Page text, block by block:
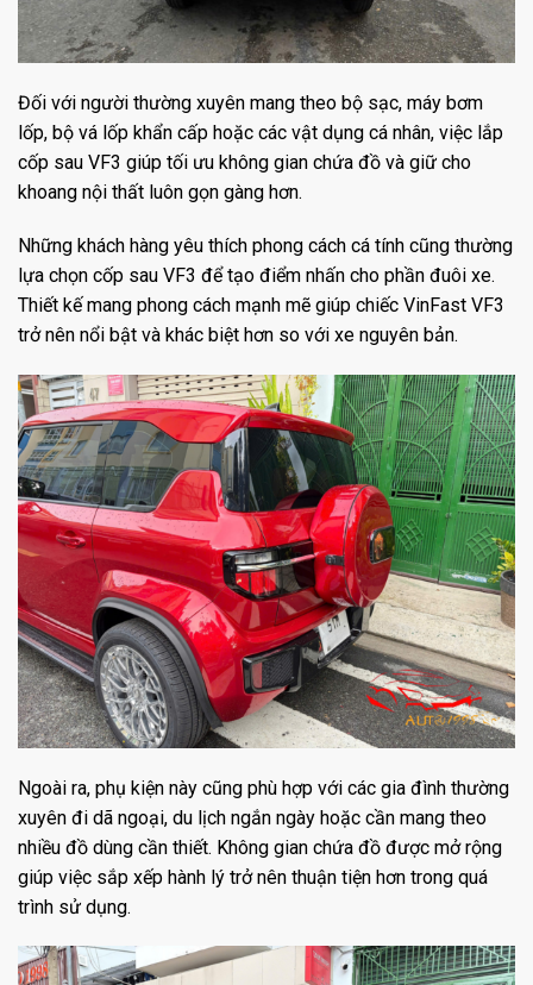
Đối với người thường xuyên mang theo bộ sạc, máy bơm
lốp, bộ vá lốp khẩn cấp hoặc các vật dụng cá nhân, việc lắp
cốp sau VF3 giúp tối ưu không gian chứa đồ và giữ cho
khoang nội thất luôn gọn gàng hơn.
Những khách hàng yêu thích phong cách cá tính cũng thường
lựa chọn cốp sau VF3 để tạo điểm nhấn cho phần đuôi xe.
Thiết kế mang phong cách mạnh mẽ giúp chiếc VinFast VF3
trở nên nổi bật và khác biệt hơn so với xe nguyên bản.
Ngoài ra, phụ kiện này cũng phù hợp với các gia đình thường
xuyên đi dã ngoại, du lịch ngắn ngày hoặc cần mang theo
nhiều đồ dùng cần thiết. Không gian chứa đồ được mở rộng
giúp việc sắp xếp hành lý trở nên thuận tiện hơn trong quá
trình sử dụng.